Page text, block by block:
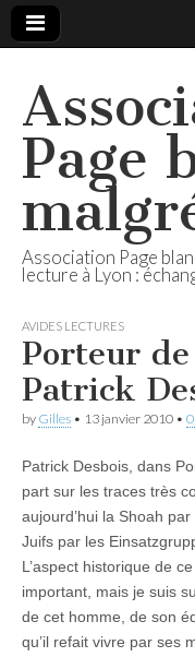
Page
Association Page
lecture à Lyon :
AVIDES LECTURES
Porteur
Patrick
by Gilles • 13 janvier 2010 •
Patrick Desbois, dans
part sur les traces très
aujourd’hui la Shoah
Juifs par les
L’aspect historique de
important, mais je suis
de cet homme, de son
qu’il refait vivre par ses